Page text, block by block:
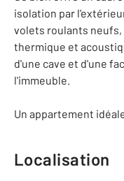
isolation par
volets roulants neufs,
thermique et
d'une cave et d'une
l'immeuble.
Un appartement
Localisation